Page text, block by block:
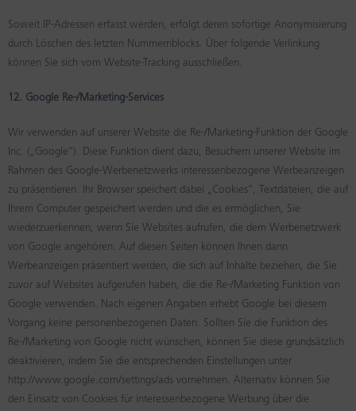
Soweit IP-Adressen erfasst werden, erfolgt deren sofortige Anonymisierung
durch Löschen des letzten Nummernblocks. Über folgende Verlinkung
können Sie sich vom Website-Tracking ausschließen.
12. Google Re-/Marketing-Services
Wir verwenden auf unserer Website die Re-/Marketing-Funktion der Google
Inc. („Google“). Diese Funktion dient dazu, Besuchern unserer Website im
Rahmen des Google-Werbenetzwerks interessenbezogene Werbeanzeigen
zu präsentieren. Ihr Browser speichert dabei „Cookies“, Textdateien, die auf
Ihrem Computer gespeichert werden und die es ermöglichen, Sie
wiederzuerkennen, wenn Sie Websites aufrufen, die dem Werbenetzwerk
von Google angehören. Auf diesen Seiten können Ihnen dann
Werbeanzeigen präsentiert werden, die sich auf Inhalte beziehen, die Sie
zuvor auf Websites aufgerufen haben, die die Re-/Marketing Funktion von
Google verwenden. Nach eigenen Angaben erhebt Google bei diesem
Vorgang keine personenbezogenen Daten. Sollten Sie die Funktion des
Re-/Marketing von Google nicht wünschen, können Sie diese grundsätzlich
deaktivieren, indem Sie die entsprechenden Einstellungen unter
http://www.google.com/settings/ads vornehmen. Alternativ können Sie
den Einsatz von Cookies für interessenbezogene Werbung über die